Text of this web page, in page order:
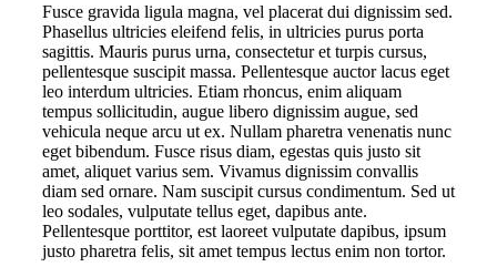
Fusce gravida ligula magna, vel placerat dui dignissim sed.
Phasellus ultricies eleifend felis, in ultricies purus porta
sagittis. Mauris purus urna, consectetur et turpis cursus,
pellentesque suscipit massa. Pellentesque auctor lacus eget
leo interdum ultricies. Etiam rhoncus, enim aliquam
tempus sollicitudin, augue libero dignissim augue, sed
vehicula neque arcu ut ex. Nullam pharetra venenatis nunc
eget bibendum. Fusce risus diam, egestas quis justo sit
amet, aliquet varius sem. Vivamus dignissim convallis
diam sed ornare. Nam suscipit cursus condimentum. Sed ut
leo sodales, vulputate tellus eget, dapibus ante.
Pellentesque porttitor, est laoreet vulputate dapibus, ipsum
justo pharetra felis, sit amet tempus lectus enim non tortor.